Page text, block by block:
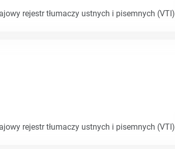
rejestr tłumaczy ustnych i pisemnych (VTI)
rejestr tłumaczy ustnych i pisemnych (VTI)